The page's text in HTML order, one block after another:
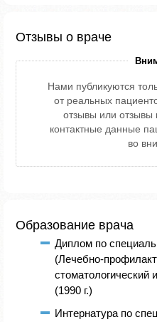
Отзывы о враче
Нами публикуются
от реальных
отзывы или отзывы
контактные данные
во
Образование врача
Диплом по
(Лечебно-
(1990 г.)
Интернатура по